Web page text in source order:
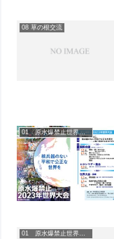
08 草の根交流
01 原水爆禁止世界大会
01 原水爆禁止世界大会